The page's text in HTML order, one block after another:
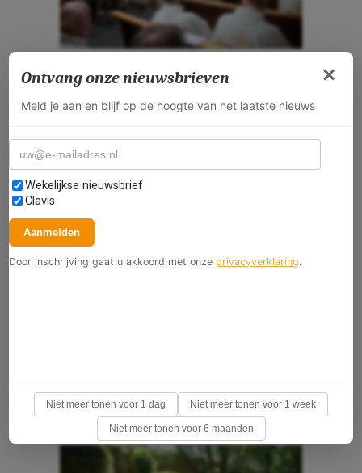
×
Ontvang onze nieuwsbrieven
Meld je aan en blijf op de hoogte van het laatste nieuws
E-mailadres
Selecteer nieuwsbrieven
Wekelijkse nieuwsbrief
Clavis
Aanmelden
Door inschrijving gaat u akkoord met onze privacyverklaring.
Niet meer tonen voor 1 dag Niet meer tonen voor 1 week
Niet meer tonen voor 6 maanden